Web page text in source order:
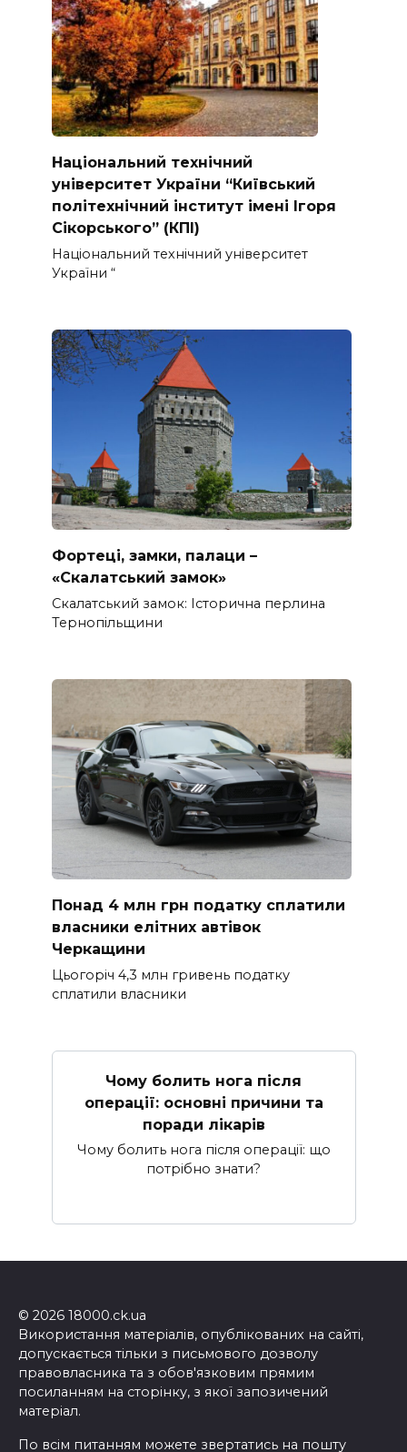
Національний технічний
університет України “Київський
політехнічний інститут імені Ігоря
Сікорського” (КПІ)
Національний технічний університет
України “
Фортеці, замки, палаци –
«Скалатський замок»
Скалатський замок: Історична перлина
Тернопільщини
Понад 4 млн грн податку сплатили
власники елітних автівок
Черкащини
Цьогоріч 4,3 млн гривень податку
сплатили власники
Чому болить нога після
операції: основні причини та
поради лікарів
Чому болить нога після операції: що
потрібно знати?
© 2026 18000.ck.ua
Використання матеріалів, опублікованих на сайті,
допускається тільки з письмового дозволу
правовласника та з обов'язковим прямим
посиланням на сторінку, з якої запозичений
матеріал.
По всім питанням можете звертатись на пошту